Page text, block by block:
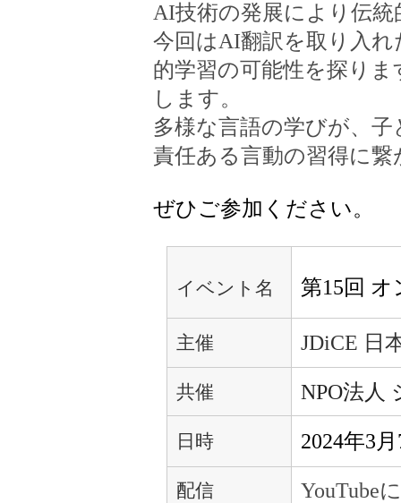
AI技術の発展により伝
今回はAI翻訳を取り入
的学習の可能性を探りま
します。
多様な言語の学びが、
責任ある言動の習得に
ぜひご参加ください。
イベント名 第15回
主催 JDiCE 日
共催 NPO法人
日時 2024年3
配信 YouTube